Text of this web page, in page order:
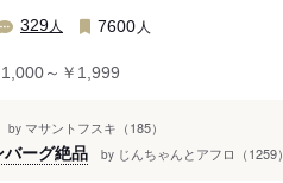
329人 7600 人
1,000～￥1,999
by マサントフスキ（185）
ーグ絶品 by じんちゃんとアフロ（1259）